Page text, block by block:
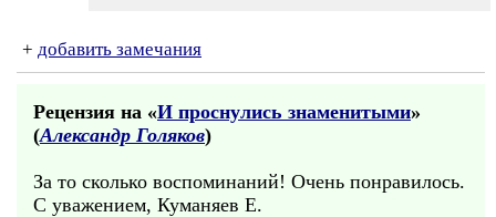
+ добавить замечания
Рецензия на «И проснулись знаменитыми»
(Александр Голяков)
За то сколько воспоминаний! Очень понравилось.
С уважением, Куманяев Е.